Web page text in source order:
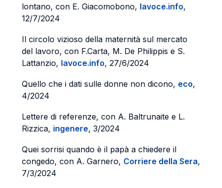
lontano, con E. Giacomobono, lavoce.info,
12/7/2024
Il circolo vizioso della maternità sul mercato
del lavoro, con F.Carta, M. De Philippis e S.
Lattanzio, lavoce.info, 27/6/2024
Quello che i dati sulle donne non dicono, eco,
4/2024
Lettere di referenze, con A. Baltrunaite e L.
Rizzica, ingenere, 3/2024
Quei sorrisi quando è il papà a chiedere il
congedo, con A. Garnero, Corriere della Sera,
7/3/2024